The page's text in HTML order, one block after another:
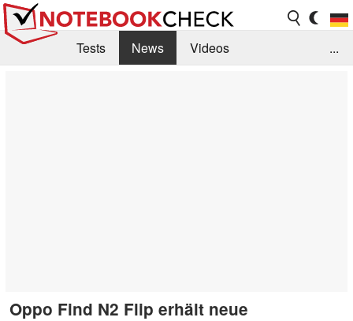
Tests News
Videos
...
Oppo Find N2 Flip erhält neue